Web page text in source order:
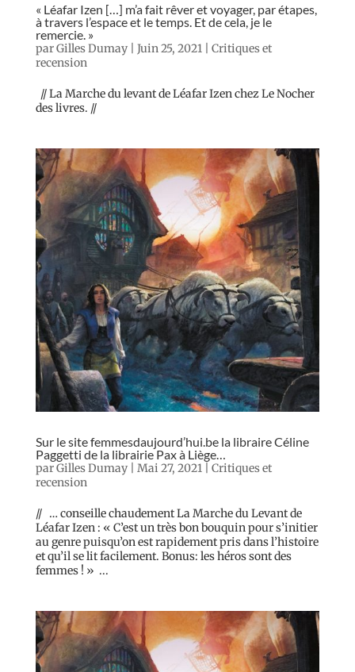
« Léafar Izen […] m’a fait rêver et voyager, par étapes,
à travers l’espace et le temps. Et de cela, je le
remercie. »
parGilles Dumay| Juin 25, 2021
Critiques et
recension
// La Marche du levant de Léafar Izen chez Le Nocher
des livres. //
Sur le site femmesdaujourd’hui.be la libraire Céline
Paggetti de la librairie Pax à Liège…
parGilles Dumay| Mai 27, 2021| Critiques et
recension
// … conseille chaudement La Marche du Levant de
Léafar Izen : « C’est un très bon bouquin pour s’initier
au genre puisqu’on est rapidement pris dans l’histoire
et qu’il se lit facilement. Bonus: les héros sont des
femmes ! » ...